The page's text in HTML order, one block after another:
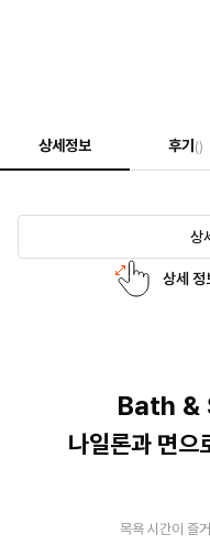
상세정보 후기 ()
상
상세 정
Bath &
나일론과 면으
목욕 시간이 즐